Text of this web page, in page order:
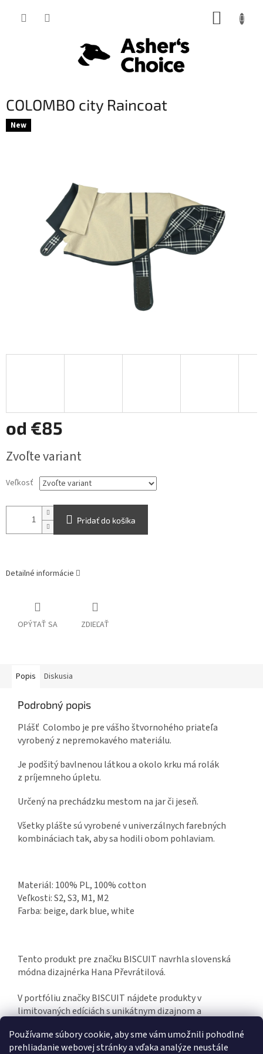
Používame súbory cookie, aby sme vám umožnili pohodlné
prehliadanie webovej stránky a vďaka analýze neustále
COLOMBO city Raincoat
New
od €85
cena:
Zvoľte variant
Veľkosť
Pridať do košíka
Detailné informácie
OPÝTAŤ SA ZDIEĽAŤ
Popis Diskusia
Podrobný popis
Plášť Colombo je pre vášho štvornohého priateľa
vyrobený z nepremokavého materiálu.
Je podšitý bavlnenou látkou a okolo krku má rolák
z príjemneho úpletu.
Určený na prechádzku mestom na jar či jeseň.
Všetky plášte sú vyrobené v univerzálnych farebných
kombináciach tak, aby sa hodili obom pohlaviam.
Materiál: 100% PL, 100% cotton
Veľkosti: S2, S3, M1, M2
Farba: beige, dark blue, white
Tento produkt pre značku BISCUIT navrhla slovenská
módna dizajnérka Hana Převrátilová.
V portfóliu značky BISCUIT nájdete produkty v
limitovaných edíciách s unikátnym dizajnom a